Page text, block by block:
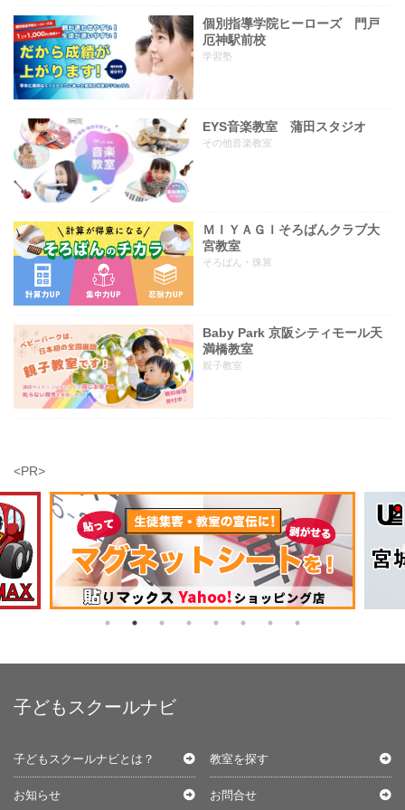
個別指導学院ヒーローズ 門戸
厄神駅前校
学習塾
EYS音楽教室 蒲田スタジオ
その他音楽教室
ＭＩＹＡＧＩそろばんクラブ大
宮教室
そろばん・珠算
Baby Park 京阪シティモール天
満橋教室
親子教室
<PR>
子どもスクールナビ
子どもスクールナビとは？ 教室を探す
お知らせ お問合せ